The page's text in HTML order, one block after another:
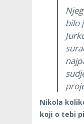
bilo
Nikola
koji o tebi